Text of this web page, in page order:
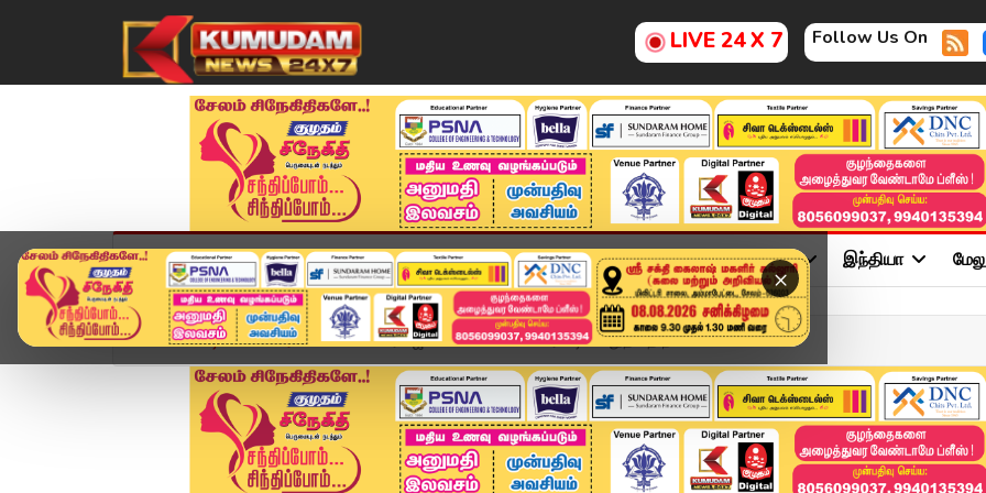
LIVE 24 X 7 Follow Us On
×
முகப்பு விளையாட்டு அண்மை தமிழ்நாடு சினிமா அரசியல் விளையாட்டு இந்தியா
Home வீடியோ ஸ்டோரி சாலையோரம் ஜாலியாக WALK... ஈரோட்டில் சிறுத்தை நட...